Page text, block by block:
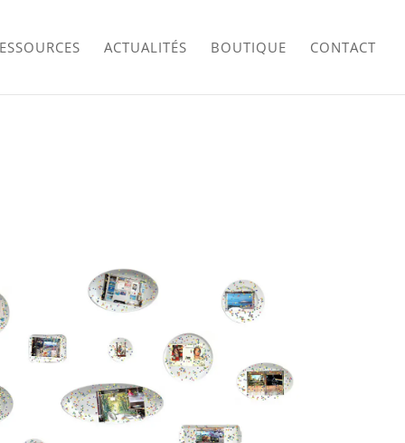
ACTUALITÉS BOUTIQUE CONTACT